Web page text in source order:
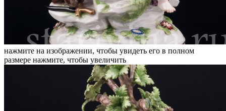
нажмите на изображении, чтобы увидеть его в полном
размере нажмите, чтобы увеличить